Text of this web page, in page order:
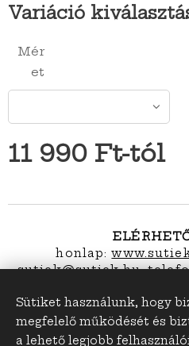
Variáció
Mér
et
11 990 Ft-tól
honlap:
sutiek@sutiek.hu;
sutiek.hu
Sütiket használunk, hogy
megfelelő működését és
a lehető legjobb